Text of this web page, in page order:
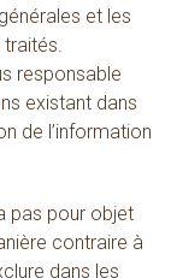
et les
traités.
responsable
existant dans
de l’information
pas pour objet
contraire à
dans les